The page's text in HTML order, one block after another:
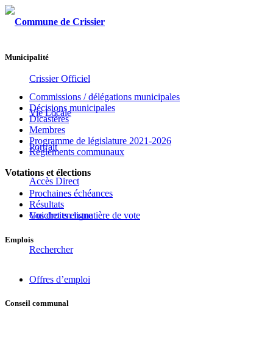
Crissier Officiel
Vie Locale
Portrait
Accès Direct
Guichet en ligne
Rechercher
Municipalité
Commissions / délégations municipales
Décisions municipales
Dicastères
Membres
Programme de législature 2021-2026
Règlements communaux
Votations et élections
Prochaines échéances
Résultats
Vos droits en matière de vote
Emplois
Offres d’emploi
Conseil communal